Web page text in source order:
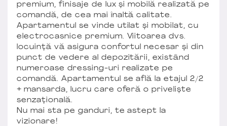
premium, finisaje de lux și mobilă realizată pe
comandă, de cea mai înaltă calitate.
Apartamentul se vinde utilat și mobilat, cu
electrocasnice premium. Viitoarea dvs.
locuință vă asigura confortul necesar și din
punct de vedere al depozitării, existând
numeroase dressing-uri realizate pe
comandă. Apartamentul se află la etajul 2/2
+ mansarda, lucru care oferă o priveliște
senzațională.
Nu mai sta pe ganduri, te astept la
vizionare!